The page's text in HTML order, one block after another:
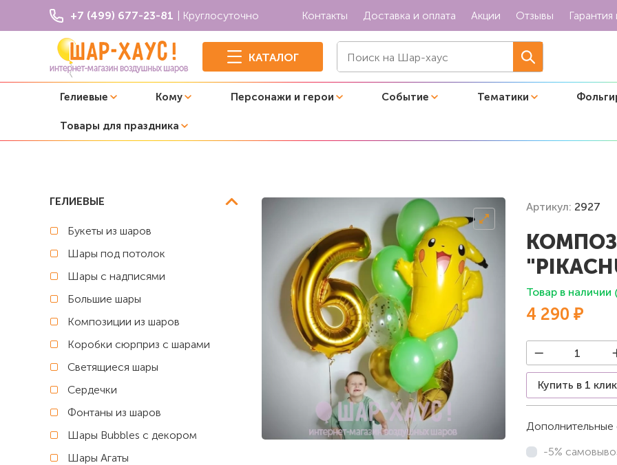
+7 (499) 677-23-81 | Круглосуточно Контакты Доставка и оплата Акции Отзывы
КАТАЛОГ
Гелиевые Кому Персонажи и герои Событие Тематики
Товары для праздника
Покемоны
ГЕЛИЕВЫЕ
Букеты из шаров
Шары под потолок
Шары с надписями
Большие шары
Композиции из шаров
Коробки сюрприз с шарами
Светящиеся шары
Сердечки
Фонтаны из шаров
Шары Bubbles с декором
Шары Агаты
Артикул: 2927
Товар в наличии
4 290 ₽
Купить в 1 клик
Дополнительные
-5%